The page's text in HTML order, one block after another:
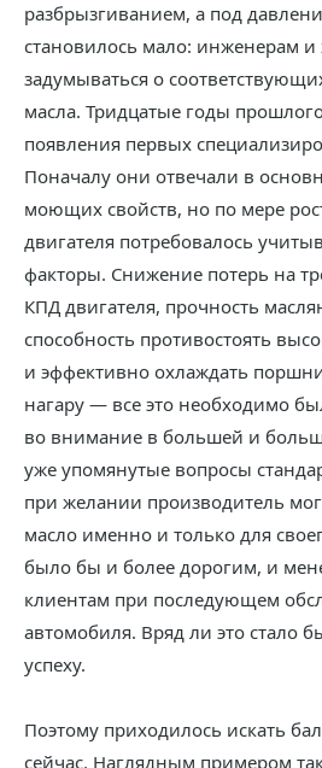
разбрызгиванием, а под
становилось мало: инженерам
задумываться о
масла. Тридцатые годы
появления первых
Поначалу они отвечали в
моющих свойств, но по мере
двигателя потребовалось
факторы. Снижение потерь на
КПД двигателя, прочность
способность противостоять
и эффективно охлаждать
нагару — все это необходимо
во внимание в большей и
уже упомянутые вопросы
при желании производитель
масло именно и только для
было бы и более дорогим, и
клиентам при последующем
автомобиля. Вряд ли это стало
успеху.
Поэтому приходилось искать
сейчас. Наглядным примером